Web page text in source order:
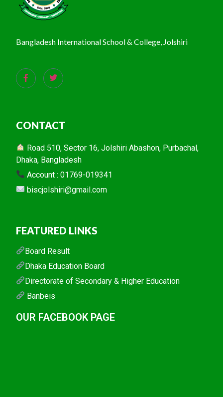
Bangladesh International School & College, Jolshiri
CONTACT
Road 510, Sector 16, Jolshiri Abashon, Purbachal,
Dhaka, Bangladesh
Account : 01769-019341
biscjolshiri@gmail.com
FEATURED LINKS
Board Result
Dhaka Education Board
Directorate of Secondary & Higher Education
Banbeis
OUR FACEBOOK PAGE